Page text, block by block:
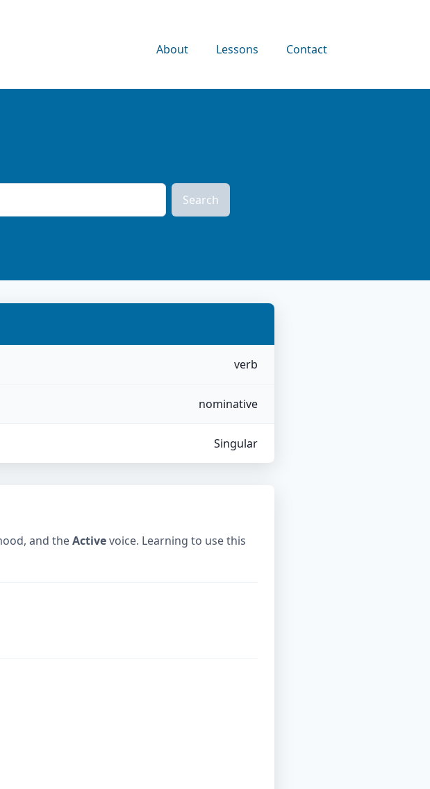
About Lessons Contact
Search
verb
nominative
Singular
and theActivevoice. Learning to use this